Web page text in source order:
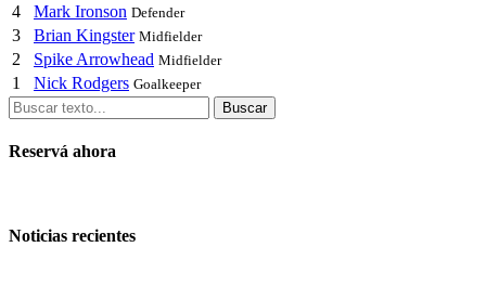
4 Mark Ironson Defender
3 Brian Kingster Midfielder
2 Spike Arrowhead Midfielder
1 Nick Rodgers Goalkeeper
Buscar
Reservá ahora
Noticias recientes